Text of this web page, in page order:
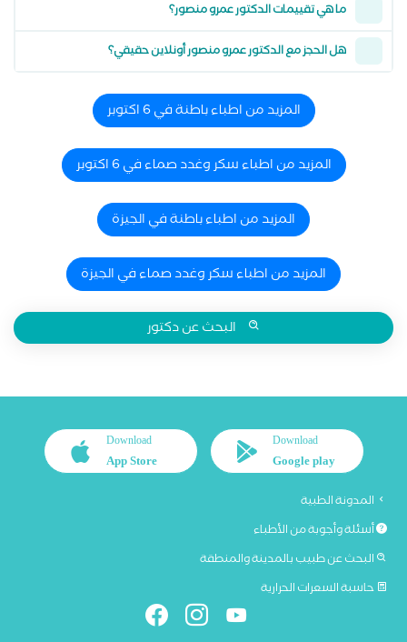
ما هي تقييمات الدكتور عمرو منصور؟
هل الحجز مع الدكتور عمرو منصور أونلاين حقيقي؟
المزيد من اطباء باطنة في 6 اكتوبر
المزيد من اطباء سكر وغدد صماء في 6 اكتوبر
المزيد من اطباء باطنة في الجيزة
المزيد من اطباء سكر وغدد صماء في الجيزة
البحث عن دكتور
Download
Google play
Download
App Store
المدونة الطبية
أسئلة وأجوبة من الأطباء
البحث عن طبيب بالمدينة والمنطقة
حاسبة السعرات الحرارية